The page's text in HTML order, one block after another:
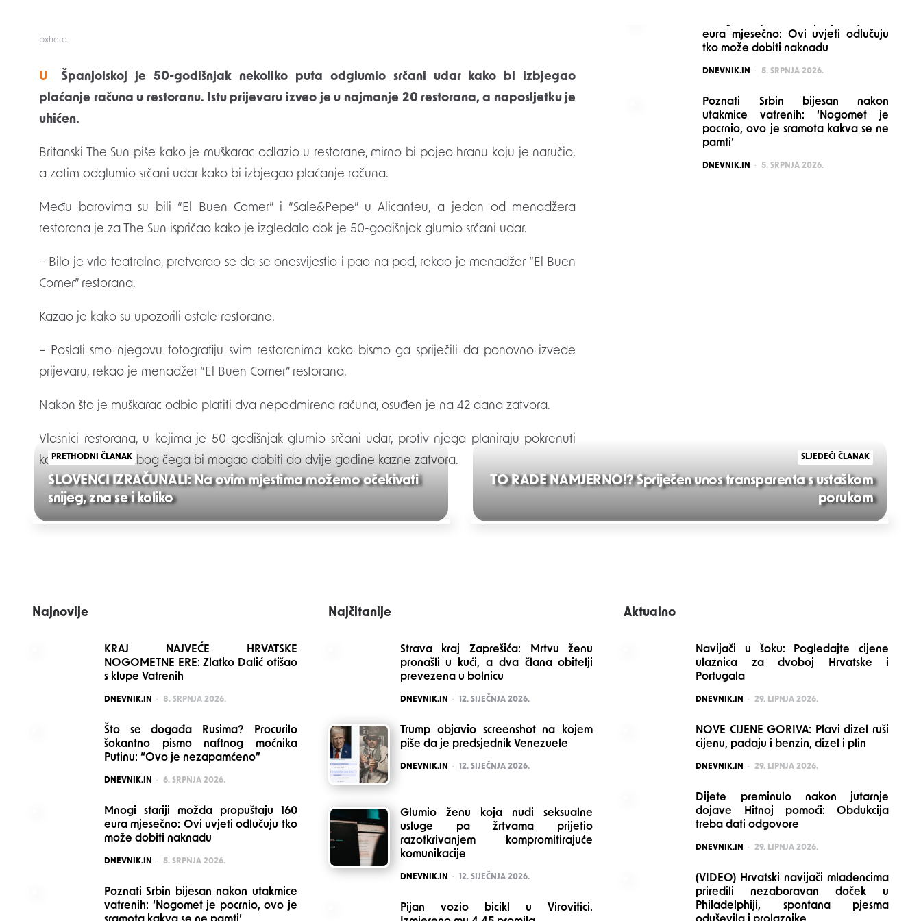
pxhere
U Španjolskoj je 50-godišnjak nekoliko puta odglumio srčani udar kako bi izbjegao
plaćanje računa u restoranu. Istu prijevaru izveo je u najmanje 20 restorana, a naposljetku je
uhićen.
Britanski The Sun piše kako je muškarac odlazio u restorane, mirno bi pojeo hranu koju je naručio,
a zatim odglumio srčani udar kako bi izbjegao plaćanje računa.
Među barovima su bili “El Buen Comer” i “Sale&Pepe” u Alicanteu, a jedan od menadžera
restorana je za The Sun ispričao kako je izgledalo dok je 50-godišnjak glumio srčani udar.
– Bilo je vrlo teatralno, pretvarao se da se onesvijestio i pao na pod, rekao je menadžer “El Buen
Comer” restorana.
Kazao je kako su upozorili ostale restorane.
– Poslali smo njegovu fotografiju svim restoranima kako bismo ga spriječili da ponovno izvede
prijevaru, rekao je menadžer “El Buen Comer” restorana.
Nakon što je muškarac odbio platiti dva nepodmirena računa, osuđen je na 42 dana zatvora.
Vlasnici restorana, u kojima je 50-godišnjak glumio srčani udar, protiv njega planiraju pokrenuti
kolektivnu tužbu zbog čega bi mogao dobiti do dvije godine kazne zatvora.
Post
PRETHODNI ČLANAK
SLOVENCI IZRAČUNALI: Na ovim mjestima možemo očekivati
snijeg, zna se i koliko
SLJEDEĆI ČLANAK
TO RADE NAMJERNO!? Spriječen unos transparenta s ustaškom
porukom
eura mjesečno: Ovi uvjeti odlučuju
tko može dobiti naknadu
POSTED
DNEVNIK.IN 5. SRPNJA 2026.
Poznati Srbin bijesan nakon
utakmice vatrenih: ‘Nogomet je
pocrnio, ovo je sramota kakva se ne
pamti’
POSTED
DNEVNIK.IN 5. SRPNJA 2026.
Najnovije
KRAJ NAJVEĆE HRVATSKE
NOGOMETNE ERE: Zlatko Dalić otišao
s klupe Vatrenih
POSTED
DNEVNIK.IN 8. SRPNJA 2026.
Što se događa Rusima? Procurilo
šokantno pismo naftnog moćnika
Putinu: “Ovo je nezapamćeno”
POSTED
DNEVNIK.IN 6. SRPNJA 2026.
Mnogi stariji možda propuštaju 160
eura mjesečno: Ovi uvjeti odlučuju tko
može dobiti naknadu
POSTED
DNEVNIK.IN 5. SRPNJA 2026.
Poznati Srbin bijesan nakon utakmice
vatrenih: ‘Nogomet je pocrnio, ovo je
Najčitanije
Strava kraj Zaprešića: Mrtvu ženu
pronašli u kući, a dva člana obitelji
prevezena u bolnicu
POSTED
DNEVNIK.IN 12. SIJEČNJA 2026.
Trump objavio screenshot na kojem
piše da je predsjednik Venezuele
POSTED
DNEVNIK.IN 12. SIJEČNJA 2026.
Glumio ženu koja nudi seksualne
usluge pa žrtvama prijetio
razotkrivanjem kompromitirajuće
komunikacije
POSTED
DNEVNIK.IN 12. SIJEČNJA 2026.
Pijan vozio bicikl u Virovitici.
Aktualno
Navijači u šoku: Pogledajte cijene
ulaznica za dvoboj Hrvatske i
Portugala
POSTED
DNEVNIK.IN 29. LIPNJA 2026.
NOVE CIJENE GORIVA: Plavi dizel ruši
cijenu, padaju i benzin, dizel i plin
POSTED
DNEVNIK.IN 29. LIPNJA 2026.
Dijete preminulo nakon jutarnje
dojave Hitnoj pomoći: Obdukcija
treba dati odgovore
POSTED
DNEVNIK.IN 29. LIPNJA 2026.
(VIDEO) Hrvatski navijači mladencima
priredili nezaboravan doček u
Philadelphiji, spontana pjesma